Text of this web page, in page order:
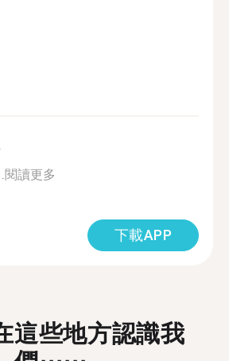
閱讀更多
下載APP
這些地方認識我